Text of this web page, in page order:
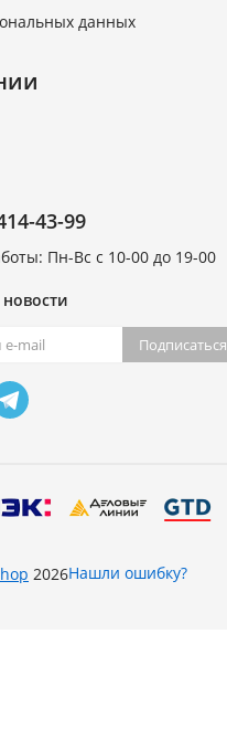
данных
43-99
Пн-Вс с 10-00 до 19-00
Подписаться
2026Нашли ошибку?